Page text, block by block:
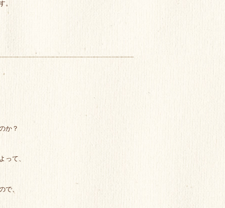
。
か？
って、
で、